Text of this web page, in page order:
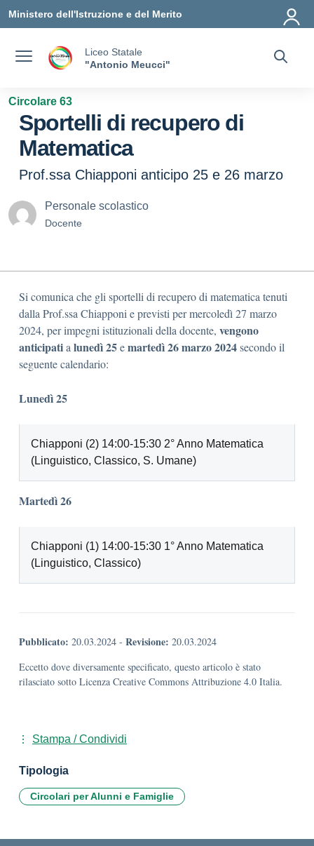
Ministero dell'Istruzione e del Merito
Liceo Statale
"Antonio Meucci"
Circolare 63
Sportelli di recupero di
Matematica
Prof.ssa Chiapponi anticipo 25 e 26 marzo
Personale scolastico
Docente
Si comunica che gli sportelli di recupero di matematica tenuti
dalla Prof.ssa Chiapponi e previsti per mercoledì 27 marzo
2024, per impegni istituzionali della docente, vengono
anticipatia lunedì 25emartedì 26marzo 2024secondo il
seguente calendario:
Lunedì 25
Chiapponi (2) 14:00-15:30 2° Anno Matematica
(Linguistico, Classico, S. Umane)
Martedì 26
Chiapponi (1) 14:00-15:30 1° Anno Matematica
(Linguistico, Classico)
Pubblicato: 20.03.2024 - Revisione: 20.03.2024
Eccetto dove diversamente specificato, questo articolo è stato
rilasciato sotto Licenza Creative Commons Attribuzione 4.0 Italia.
Stampa / Condividi
Tipologia
Circolari per Alunni e Famiglie